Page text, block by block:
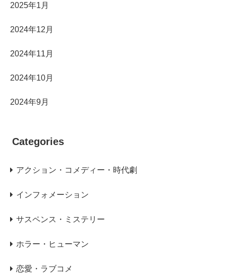
2025年1月
2024年12月
2024年11月
2024年10月
2024年9月
Categories
アクション・コメディー・時代劇
インフォメーション
サスペンス・ミステリー
ホラー・ヒューマン
恋愛・ラブコメ